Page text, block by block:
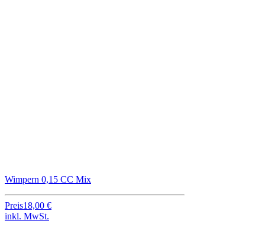
Wimpern 0,15 CC Mix
Preis18,00 €
inkl. MwSt.